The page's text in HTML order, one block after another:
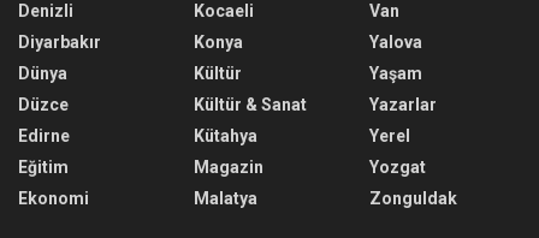
Denizli
Diyarbakır
Dünya
Düzce
Edirne
Eğitim
Ekonomi
Kocaeli
Konya
Kültür
Kültür & Sanat
Kütahya
Magazin
Malatya
Van
Yalova
Yaşam
Yazarlar
Yerel
Yozgat
Zonguldak